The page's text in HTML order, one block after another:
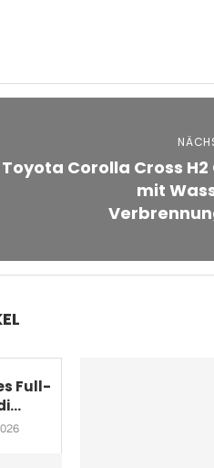
Toyota Corolla Cross
mit
Full-